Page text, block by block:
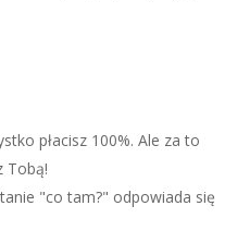
płacisz 100%. Ale za to
Tobą!
"co tam?" odpowiada się